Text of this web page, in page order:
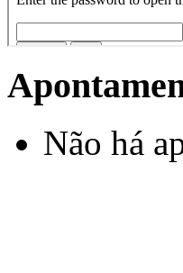
Não há